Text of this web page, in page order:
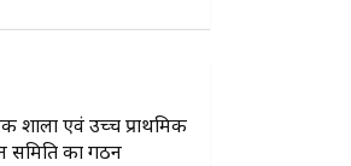
शाला एवं उच्च प्राथमिक
समिति का गठन